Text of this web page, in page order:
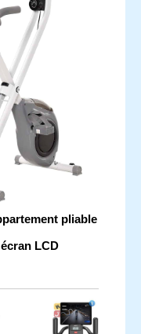
pliable
LCD